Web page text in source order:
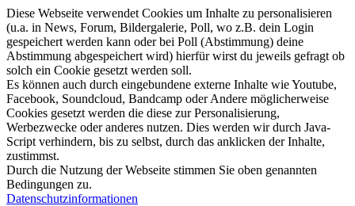
Diese Webseite verwendet Cookies um Inhalte zu personalisieren
(u.a. in News, Forum, Bildergalerie, Poll, wo z.B. dein Login
gespeichert werden kann oder bei Poll (Abstimmung) deine
Abstimmung abgespeichert wird) hierfür wirst du jeweils gefragt ob
solch ein Cookie gesetzt werden soll.
Es können auch durch eingebundene externe Inhalte wie Youtube,
Facebook, Soundcloud, Bandcamp oder Andere möglicherweise
Cookies gesetzt werden die diese zur Personalisierung,
Werbezwecke oder anderes nutzen. Dies werden wir durch Java-
Script verhindern, bis zu selbst, durch das anklicken der Inhalte,
zustimmst.
Durch die Nutzung der Webseite stimmen Sie oben genannten
Bedingungen zu.
Datenschutzinformationen